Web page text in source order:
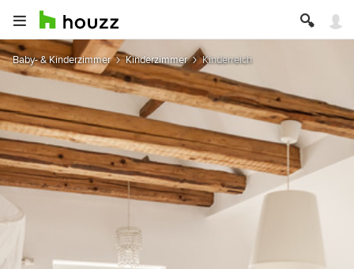
Baby- & Kinderzimmer Kinderzimmer Kinderreich